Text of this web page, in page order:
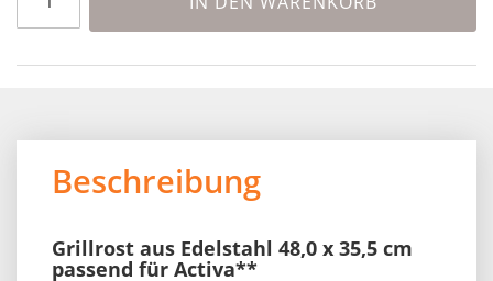
Beschreibung
Grillrost aus Edelstahl 48,0 x 35,5 cm
passend für Activa**